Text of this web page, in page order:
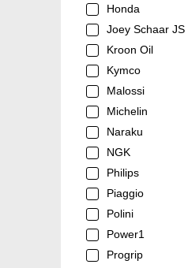
Honda
Joey Schaar JS
Kroon Oil
Kymco
Malossi
Michelin
Naraku
NGK
Philips
Piaggio
Polini
Power1
Progrip